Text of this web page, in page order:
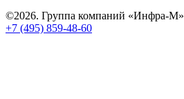
©2026. Группа компаний «Инфра-М»
+7 (495) 859-48-60